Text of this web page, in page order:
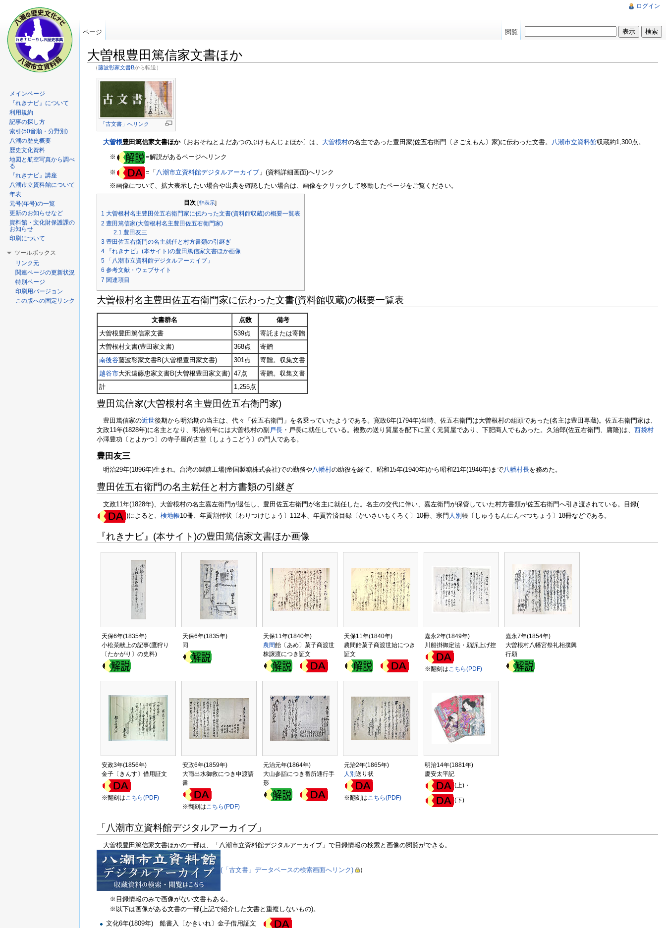
大曽根豊田篤信家文書ほか
（藤波彰家文書Bから転送）
「古文書」へリンク
大曽根豊田篤信家文書ほか〔おおそねとよだあつのぶけもんじょほか〕は、 大曽根村の名主であった豊田家(佐五右衛門〔さごえもん〕家)に伝わった文書。 八潮市立資料館収蔵約1,300点。
※
=解説があるページへリンク
※ =「 八潮市立資料館デジタルアーカイブ」(資料詳細画面)へリンク
※画像について、拡大表示したい場合や出典を確認したい場合は、画像をクリックして移動したページをご覧ください。
目次[非表示]
1 大曽根村名主豊田佐五右衛門家に伝わった文書(資料館収蔵)の概要一覧表
2 豊田篤信家(大曽根村名主豊田佐五右衛門家)
2.1 豊田友三
3 豊田佐五右衛門の名主就任と村方書類の引継ぎ
4
『れきナビ』(本サイト)の豊田篤信家文書ほか画像
5
「八潮市立資料館デジタルアーカイブ」
6 参考文献・ウェブサイト
7 関連項目
大曽根村名主豊田佐五右衛門家に伝わった文書(資料館収蔵)の概要一覧表
文書群名 点数
備考
大曽根豊田篤信家文書
539点
寄託または寄贈
大曽根村文書(豊田家文書)
368点
寄贈
南後谷藤波彰家文書B(大曽根豊田家文書) 301点
寄贈。収集文書
越谷市大沢遠藤忠家文書B(大曽根豊田家文書) 47点
寄贈。収集文書
計
1,255点
豊田篤信家(大曽根村名主豊田佐五右衛門家)
豊田篤信家の近世後期から明治期の当主は、代々「佐五右衛門」を名乗っていたようである。寛政6年(1794年)当時、佐五右衛門は大曽根村の組頭であった(名主は豊田専蔵)。佐五右衛門家は、
文政11年(1828年)に名主となり、明治初年には大曽根村の副 戸長 ・戸長に就任している。複数の送り質屋を配下に置く元質屋であり、下肥商人でもあった。久治郎(佐五右衛門、庸隆)は、西袋村
小澤豊功〔とよかつ〕の寺子屋尚古堂〔しょうこどう〕の門人である。
豊田友三
明治29年(1896年)生まれ。台湾の製糖工場(帝国製糖株式会社)での勤務や八幡村の助役を経て、昭和15年(1940年)から昭和21年(1946年)まで八幡村長を務めた。
豊田佐五右衛門の名主就任と村方書類の引継ぎ
文政11年(1828年)、大曽根村の名主嘉左衛門が退任し、豊田佐五右衛門が名主に就任した。名主の交代に伴い、嘉左衛門が保管していた村方書類が佐五右衛門へ引き渡されている。目録(
)によると、検地帳10冊、年貢割付状〔わりつけじょう〕112本、年貢皆済目録〔かいさいもくろく〕10冊、宗門 人別帳〔しゅうもんにんべつちょう〕18冊などである。
『れきナビ』(本サイト)の豊田篤信家文書ほか画像
天保6年(1835年)
小松菜献上の記事(鷹狩り
〔たかがり〕の史料)
天保6年(1835年)
同
天保11年(1840年)
農間飴〔あめ〕菓子商渡世
株譲渡につき証文
天保11年(1840年)
農間飴菓子商渡世始につき
証文
嘉永2年(1849年)
川船掛御定法・願訴上げ控
※翻刻は こちら(PDF)
嘉永7年(1854年)
大曽根村八幡宮祭礼相撲興
行願
安政3年(1856年)
金子〔きんす〕借用証文
※翻刻は こちら(PDF)
安政6年(1859年)
大雨出水御救につき申渡請
書
※翻刻は こちら(PDF)
元治元年(1864年)
大山参詣につき番所通行手
形
元治2年(1865年)
人別送り状
※翻刻は こちら(PDF)
明治14年(1881年)
慶安太平記
(上)・
(下)
「八潮市立資料館デジタルアーカイブ」
大曽根豊田篤信家文書ほかの一部は、「八潮市立資料館デジタルアーカイブ」で目録情報の検索と画像の閲覧ができる。
(「古文書」データベースの検索画面へリンク) ）
※目録情報のみで画像がない文書もある。
※以下は画像がある文書の一部(上記で紹介した文書と重複しないもの)。
文化6年(1809年) 船書入〔かきいれ〕金子借用証文
ログイン
ページ 閲覧
メインページ
『れきナビ』について
利用規約
記事の探し方
索引(50音順・分野別)
八潮の歴史概要
歴史文化資料
地図と航空写真から調べ
る
『れきナビ』講座
八潮市立資料館について
年表
元号(年号)の一覧
更新のお知らせなど
資料館・文化財保護課の
お知らせ
印刷について
ツールボックス
リンク元
関連ページの更新状況
特別ページ
印刷用バージョン
この版への固定リンク